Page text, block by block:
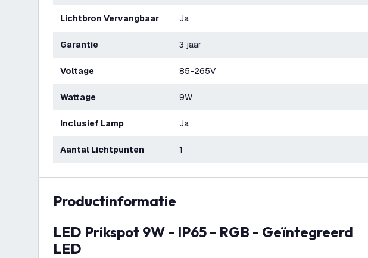
Lichtbron Vervangbaar Ja
Garantie 3 jaar
Voltage 85-265V
Wattage 9W
Inclusief Lamp Ja
Aantal Lichtpunten 1
productinformatie
LED Prikspot 9W - IP65 - RGB - Geïntegreerd
LED